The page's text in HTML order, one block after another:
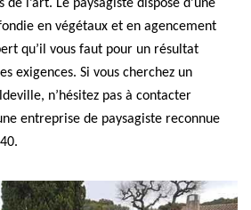
l’art. Le paysagiste dispose d’une
en végétaux et en agencement
qu’il vous faut pour un résultat
exigences. Si vous cherchez un
n’hésitez pas à contacter
entreprise de paysagiste reconnue